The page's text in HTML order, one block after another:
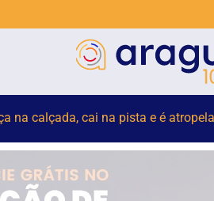
para monitorar desinformação e